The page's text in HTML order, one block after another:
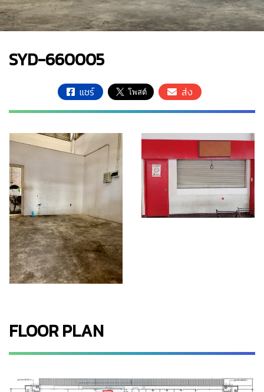
SYD-660005
แชร์ ส่ง
FLOOR PLAN